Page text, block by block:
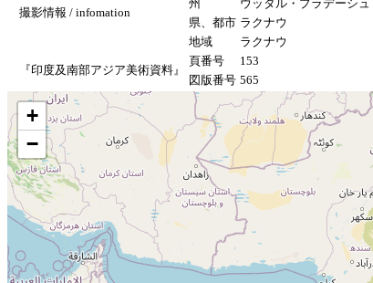
撮影情報 / infomation
州
ウッタル・プラデーシュ
県、都市 ラクナウ
地域
ラクナウ
『印度及南部アジア美術資料』
頁番号 153
図版番号 565
+
−